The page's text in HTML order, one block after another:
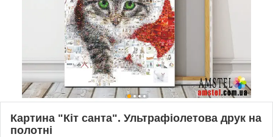
Картина "Кіт санта". Ультрафіолетова друк на
полотні